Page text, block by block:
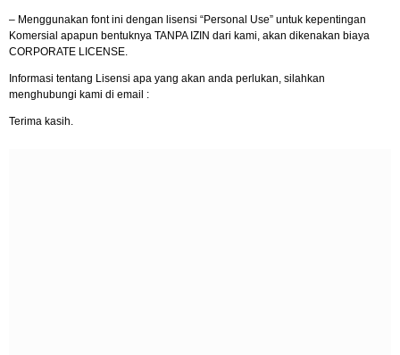
– Menggunakan font ini dengan lisensi “Personal Use” untuk kepentingan
Komersial apapun bentuknya TANPA IZIN dari kami, akan dikenakan biaya
CORPORATE LICENSE.
Informasi tentang Lisensi apa yang akan anda perlukan, silahkan
menghubungi kami di email :
Terima kasih.